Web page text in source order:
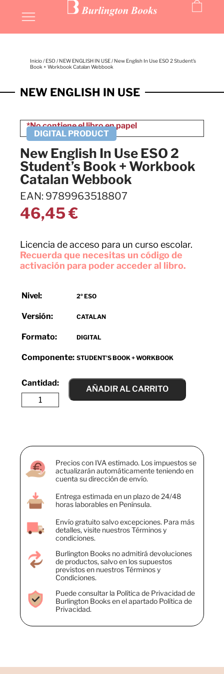
Inicio/ ESO / NEW ENGLISH IN USE/ New English In Use ESO 2 Student’s
Book + Workbook Catalan Webbook
NEW ENGLISH IN USE
New English In Use ESO 2
Student’s Book + Workbook
Catalan Webbook
EAN: 9789963518807
46,45€
Licencia de acceso para un curso escolar.
Recuerda que necesitas un código de
activación para poder acceder al libro.
Nivel: 2º ESO
Versión: CATALAN
Formato: DIGITAL
Componente: STUDENT'S BOOK + WORKBOOK
AÑADIR AL CARRITO
Precios con IVA estimado. Los impuestos se
actualizarán automáticamente teniendo en
cuenta su dirección de envío.
Entrega estimada en un plazo de 24/48
horas laborables en Península.
Envío gratuito salvo excepciones. Para más
detalles, visite nuestros Términos y
condiciones.
Burlington Books no admitirá devoluciones
de productos, salvo en los supuestos
previstos en nuestros Términos y
Condiciones.
Puede consultar la Política de Privacidad de
Burlington Books en el apartado Política de
Privacidad.